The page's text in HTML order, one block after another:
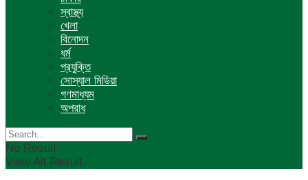
স্বাস্থ্য
খেলা
বিনোদন
ধর্ম
প্রযুক্তি
সোস্যাল মিডিয়া
গণমাধ্যম
অপরাধ
No Result
View All Result